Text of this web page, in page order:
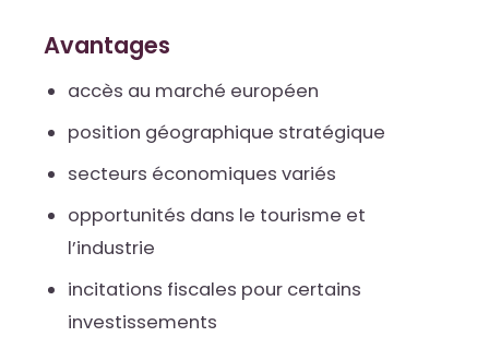
Avantages
accès au marché européen
position géographique stratégique
secteurs économiques variés
opportunités dans le tourisme et
l’industrie
incitations fiscales pour certains
investissements